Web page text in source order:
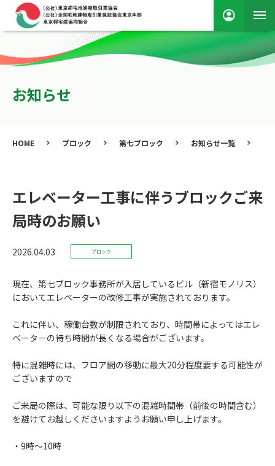
お知らせ
HOME ブロック 第七ブロック お知らせ一覧
エレベーター工事に伴うブロックご来
局時のお願い
2026.04.03 ブロック
現在、第七ブロック事務所が入居しているビル（新宿モノリス）
においてエレベーターの改修工事が実施されております。
これに伴い、稼働台数が制限されており、時間帯によってはエレ
ベーターの待ち時間が長くなる場合がございます。
特に混雑時には、フロア間の移動に最大20分程度要する可能性が
ございますので
ご来局の際は、可能な限り以下の混雑時間帯（前後の時間含む）
を避けてお越しくださいますようお願い申し上げます。
・9時～10時